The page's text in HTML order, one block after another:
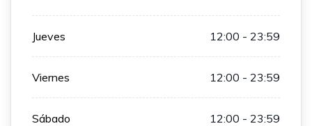
Jueves 12:00 - 23:59
Viernes 12:00 - 23:59
Sábado 12:00 - 23:59